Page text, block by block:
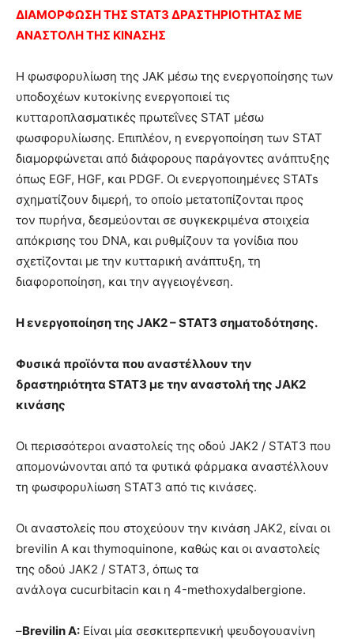
ΔΙΑΜΟΡΦΩΣΗ ΤΗΣ STAT3 ΔΡΑΣΤΗΡΙΟΤΗΤΑΣ ΜΕ
ΑΝΑΣΤΟΛΗ ΤΗΣ ΚΙΝΑΣΗΣ
Η φωσφορυλίωση της JAK μέσω της ενεργοποίησης των
υποδοχέων κυτοκίνης ενεργοποιεί τις
κυτταροπλασματικές πρωτεΐνες STAT μέσω
φωσφορυλίωσης. Επιπλέον, η ενεργοποίηση των STAT
διαμορφώνεται από διάφορους παράγοντες ανάπτυξης
όπως EGF, HGF, και PDGF. Οι ενεργοποιημένες STATs
σχηματίζουν διμερή, το οποίο μετατοπίζονται προς
τον πυρήνα, δεσμεύονται σε συγκεκριμένα στοιχεία
απόκρισης του DNA, και ρυθμίζουν τα γονίδια που
σχετίζονται με την κυτταρική ανάπτυξη, τη
διαφοροποίηση, και την αγγειογένεση.
Η ενεργοποίηση της JAK2 – STAT3 σηματοδότησης.
Φυσικά προϊόντα που αναστέλλουν την
δραστηριότητα STAT3 με την αναστολή της JAK2
κινάσης
Οι περισσότεροι αναστολείς της οδού JAK2 / STAT3 που
απομονώνονται από τα φυτικά φάρμακα αναστέλλουν
τη φωσφορυλίωση STAT3 από τις κινάσες.
Οι αναστολείς που στοχεύουν την κινάση JAK2, είναι οι
brevilin Α και thymoquinone, καθώς και οι αναστολείς
της οδού JAK2 / STAT3, όπως τα
ανάλογα cucurbitacin και η 4-methoxydalbergione.
–Brevilin Α: Είναι μία σεσκιτερπενική ψευδογουανίνη